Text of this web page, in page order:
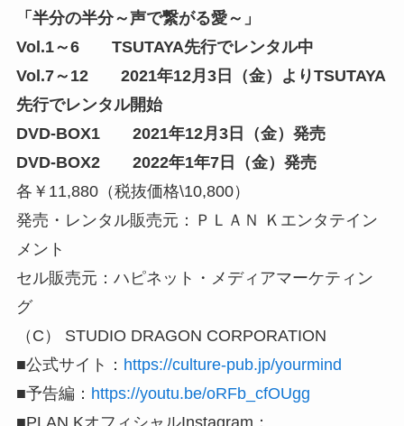
「半分の半分～声で繋がる愛～」
Vol.1～6 TSUTAYA先行でレンタル中
Vol.7～12 2021年12月3日（金）よりTSUTAYA
先行でレンタル開始
DVD-BOX1 2021年12月3日（金）発売
DVD-BOX2 2022年1年7日（金）発売
各￥11,880（税抜価格\10,800）
発売・レンタル販売元：ＰＬＡＮ Ｋエンタテイン
メント
セル販売元：ハピネット・メディアマーケティン
グ
（C） STUDIO DRAGON CORPORATION
■公式サイト： https://culture-pub.jp/yourmind
■予告編： https://youtu.be/oRFb_cfOUgg
■PLAN KオフィシャルInstagram：